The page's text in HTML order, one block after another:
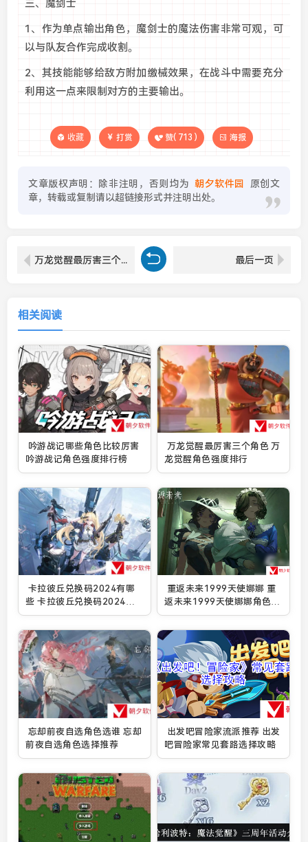
三、魔剑士
1、作为单点输出角色，魔剑士的魔法伤害非常可观，可
以与队友合作完成收割。
2、其技能能够给敌方附加缴械效果，在战斗中需要充分
利用这一点来限制对方的主要输出。
收藏 打赏 赞( 713 ) 海报
文章版权声明：除非注明，否则均为 朝夕软件园
原创文
章，转载或复制请以超链接形式并注明出处。
万龙觉醒最厉害三个角色 万龙觉醒角色强度排行 最后一页
相关阅读
吟游战记哪些角色比较厉害
吟游战记角色强度排行榜
万龙觉醒最厉害三个角色 万
龙觉醒角色强度排行
卡拉彼丘兑换码2024有哪
些 卡拉彼丘兑换码2024永
久有效
重返未来1999天使娜娜 重
返未来1999天使娜娜角色介
绍
忘却前夜自选角色选谁 忘却
前夜自选角色选择推荐
出发吧冒险家流派推荐 出发
吧冒险家常见套路选择攻略